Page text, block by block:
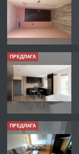
ПРЕДЛАГА
ПРЕДЛАГА